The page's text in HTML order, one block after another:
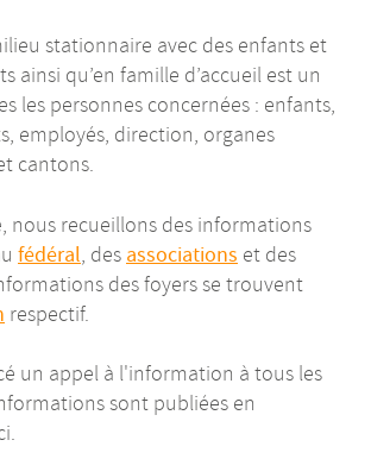
stationnaire avec des enfants et
ainsi qu’en famille d’accueil est un
les personnes concernées : enfants,
employés, direction, organes
cantons.
nous recueillons des informations
fédéral, des associations et des
des foyers se trouvent
respectif.
un appel à l'information à tous les
sont publiées en